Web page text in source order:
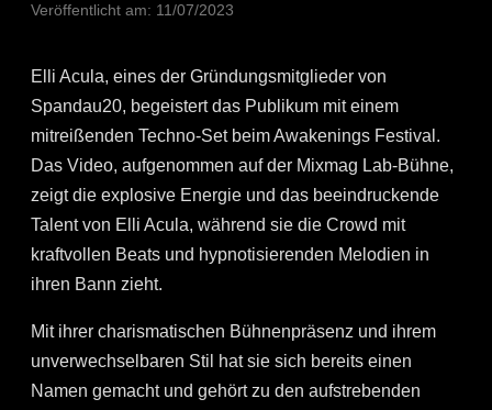
Veröffentlicht am: 11/07/2023
Elli Acula, eines der Gründungsmitglieder von
Spandau20, begeistert das Publikum mit einem
mitreißenden Techno-Set beim Awakenings Festival.
Das Video, aufgenommen auf der Mixmag Lab-Bühne,
zeigt die explosive Energie und das beeindruckende
Talent von Elli Acula, während sie die Crowd mit
kraftvollen Beats und hypnotisierenden Melodien in
ihren Bann zieht.
Mit ihrer charismatischen Bühnenpräsenz und ihrem
unverwechselbaren Stil hat sie sich bereits einen
Namen gemacht und gehört zu den aufstrebenden